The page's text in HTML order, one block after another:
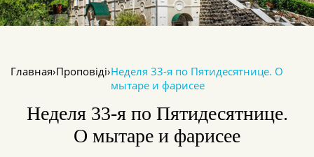
Главная›Проповіді›Неделя 33-я по Пятидесятнице. О
мытаре и фарисее
Неделя 33-я по Пятидесятнице.
О мытаре и фарисее